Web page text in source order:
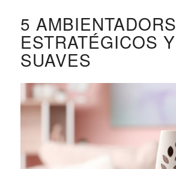
5 AMBIENTADORS
ESTRATÉGICOS Y
SUAVES